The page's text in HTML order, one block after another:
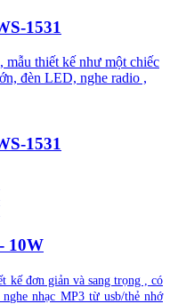
1531
thiết kế như một chiếc
đèn LED, nghe radio ,
1531
10W
kế đơn giản và sang trọng , có
nhạc MP3 từ usb/thẻ nhớ